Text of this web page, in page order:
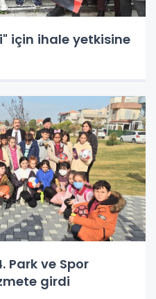
için ihale yetkisine
girdi